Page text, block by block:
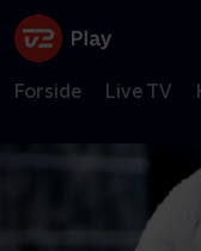
Forside Live TV